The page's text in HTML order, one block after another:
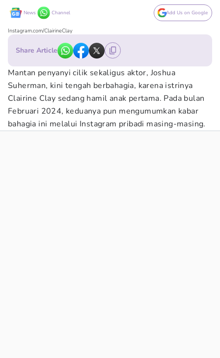
News Channel Add Us on Google
Instagram.com/ClairineClay
Share Article
Mantan penyanyi cilik sekaligus aktor, Joshua
Suherman, kini tengah berbahagia, karena istrinya
Clairine Clay sedang hamil anak pertama. Pada bulan
Februari 2024, keduanya pun mengumumkan kabar
bahagia ini melalui Instagram pribadi masing-masing.